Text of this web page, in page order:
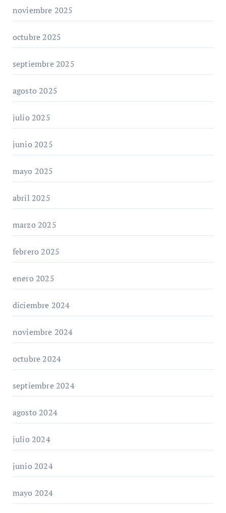
noviembre 2025
octubre 2025
septiembre 2025
agosto 2025
julio 2025
junio 2025
mayo 2025
abril 2025
marzo 2025
febrero 2025
enero 2025
diciembre 2024
noviembre 2024
octubre 2024
septiembre 2024
agosto 2024
julio 2024
junio 2024
mayo 2024